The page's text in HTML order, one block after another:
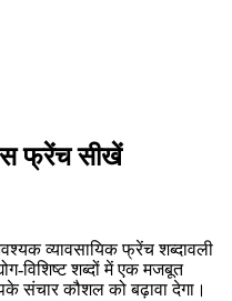
फ्रेंच सीखें
व्यावसायिक फ्रेंच शब्दावली
विशिष्ट शब्दों में एक मजबूत
संचार कौशल को बढ़ावा देगा।